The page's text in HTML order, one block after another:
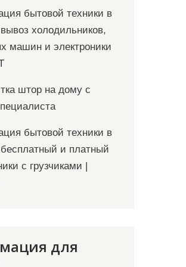
бытовой техники в
холодильников,
машин и электроники
штор на дому с
бытовой техники в
и платный
с грузчиками |
для